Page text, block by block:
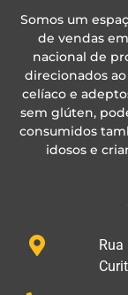
Somos um
de vendas
nacional de
direcionados
celíaco e
sem glúten,
consumidos
idosos e